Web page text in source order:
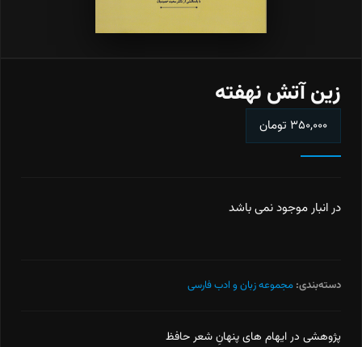
زین آتش نهفته
۳۵۰,۰۰۰ تومان
در انبار موجود نمی باشد
دسته‌بندی: مجموعه زبان و ادب فارسی
پژوهشی در ایهام های پنهانِ شعر حافظ